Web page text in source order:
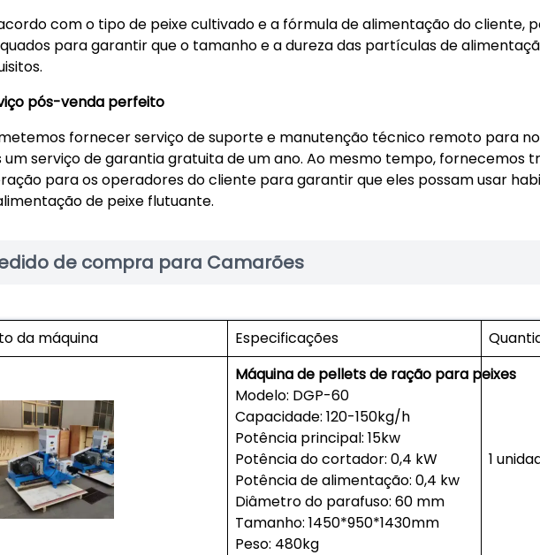
com o tipo de peixe cultivado e a fórmula de alimentação do cliente,
para garantir que o tamanho e a dureza das partículas de
pós-venda perfeito
fornecer serviço de suporte e manutenção técnico remoto para
um serviço de garantia gratuita de um ano. Ao mesmo tempo, fornecemos
para os operadores do cliente para garantir que eles possam usar
de peixe flutuante.
de compra para Camarões
da máquina Especificações
Máquina de pellets de ração para peixes
Modelo: DGP-60
Capacidade: 120-150kg/h
Potência principal: 15kw
Potência do cortador: 0,4 kW
Potência de alimentação: 0,4 kw
Diâmetro do parafuso: 60 mm
Tamanho: 1450*950*1430mm
Peso: 480kg
1